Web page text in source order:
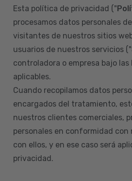
Esta política de privacidad ("
procesamos datos personales
visitantes de nuestros sitios
usuarios de nuestros servicios ("
controladora o empresa bajo
aplicables.
Cuando recopilamos datos
encargados del tratamiento,
nuestros clientes comerciales,
personales en conformidad
con ellos, y en ese caso será
privacidad.